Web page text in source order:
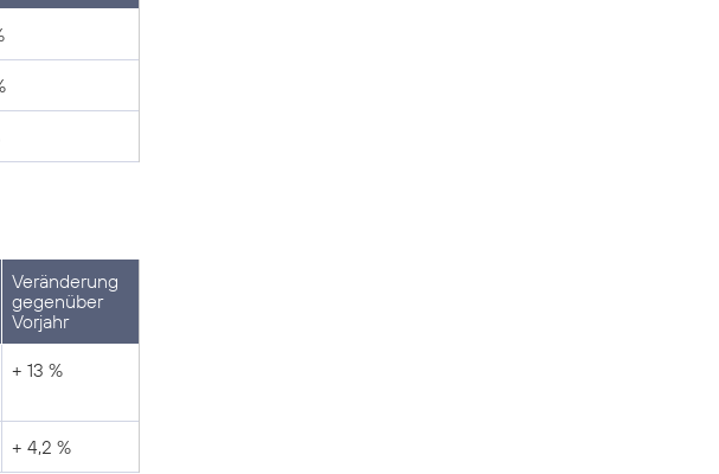
Veränderung
gegenüber
Vorjahr
+ 13 %
+ 4,2 %